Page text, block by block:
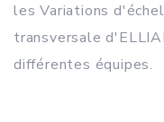
les Variations
transversale
différentes équipes.